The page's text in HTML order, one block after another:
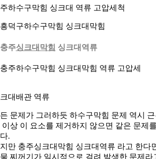
하수구막힘 싱크대 역류 고압세척
주싱크대막힘 싱크대역류
대배관 역류
문제가 그러하듯 하수구막힘 문제 역시
이상 이 요소를 제거하지 않으면 같은 문제
.
만 충주싱크대막힘 싱크대역류 라고 한다
찌꺼기가 일시적으로 걸려 발생한 문제라